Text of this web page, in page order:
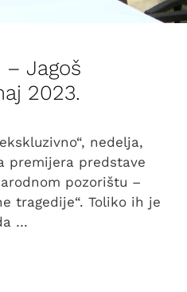
Jagoš
2023.
nedelja,
premijera predstave
pozorištu –
tragedije“. Toliko ih je
…